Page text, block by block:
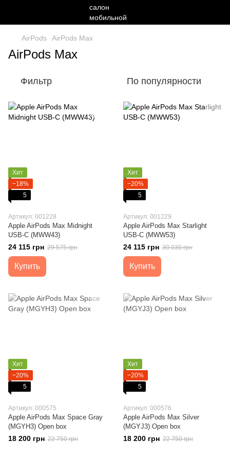
AirPods AirPods Max
AirPods Max
Фильтр По популярности
Хит
−18%
5
Артикул: 001228
Apple AirPods Max Midnight
USB-C (MWW43)
24 115 грн 29 575 грн
Купить
Хит
−20%
5
Артикул: 001229
Apple AirPods Max Starlight
USB-C (MWW53)
24 115 грн 30 030 грн
Купить
Хит
−20%
5
Артикул: 000575
Apple AirPods Max Space Gray
(MGYH3) Open box
18 200 грн 22 750 грн
Хит
−20%
5
Артикул: 000576
Apple AirPods Max Silver
(MGYJ3) Open box
18 200 грн 22 750 грн